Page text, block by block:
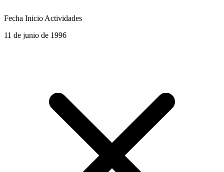
Fecha Inicio Actividades
11 de junio de 1996